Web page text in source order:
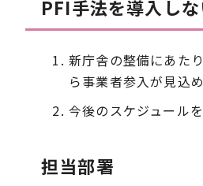
PFI手法を導入し
新庁舎の整備にあた
ら事業者参入が見込
今後のスケジュール
担当部署